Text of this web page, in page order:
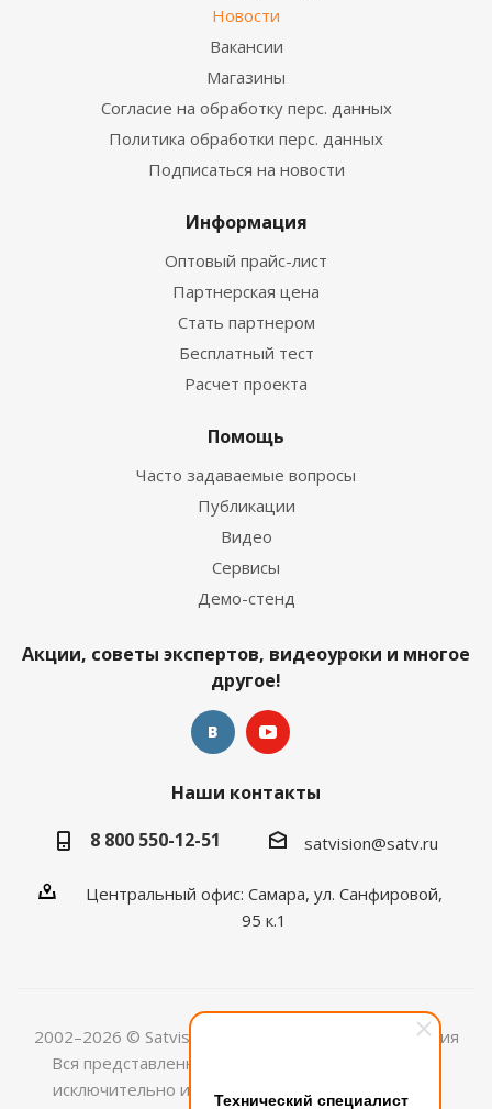
Технический специалист
Новости
Вакансии
Магазины
Согласие на обработку перс. данных
Политика обработки перс. данных
Подписаться на новости
Информация
Оптовый прайс-лист
Партнерская цена
Стать партнером
Бесплатный тест
Расчет проекта
Помощь
Часто задаваемые вопросы
Публикации
Видео
Сервисы
Демо-стенд
Акции, советы экспертов, видеоуроки и многое
другое!
Наши контакты
8 800 550-12-51
satvision@satv.ru
Центральный офис: Самара, ул. Санфировой,
95 к.1
2002–2026 © Satvision — системы видеонаблюдения
Вся представленная на сайте информация носит
исключительно информационный характер и не